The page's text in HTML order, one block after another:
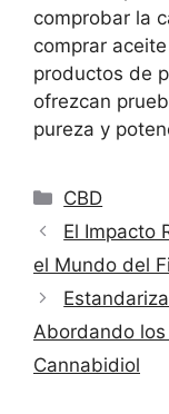
comprobar la
comprar
productos de
ofrezcan
pureza y
Categorías
CBD
El Impacto
el Mundo del
Abordando
Cannabidiol